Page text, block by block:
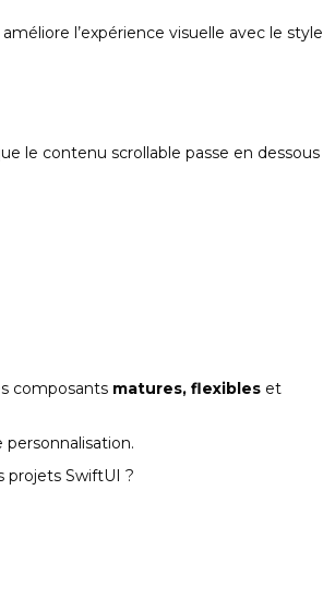
l’expérience visuelle avec le style
le contenu scrollable passe en dessous
composants matures, flexibleset
projets SwiftUI ?